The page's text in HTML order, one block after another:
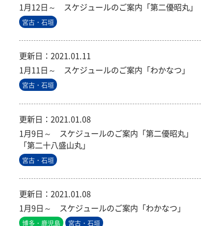
1月12日～ スケジュールのご案内「第二優昭丸」
宮古・石垣
更新日： 2021.01.11
1月11日～ スケジュールのご案内「わかなつ」
宮古・石垣
更新日： 2021.01.08
1月9日～ スケジュールのご案内「第二優昭丸」
「第二十八盛山丸」
宮古・石垣
更新日： 2021.01.08
1月9日～ スケジュールのご案内「わかなつ」
博多・鹿児島 宮古・石垣